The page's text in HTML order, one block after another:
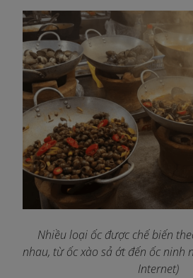
Nhiều loại ốc được chế biến
nhau, từ ốc xào sả ớt đến ốc ninh
Internet)